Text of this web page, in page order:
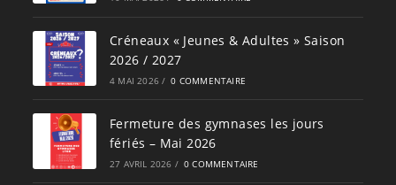
Créneaux « Jeunes & Adultes » Saison
2026 / 2027
4 MAI 2026 / 0 COMMENTAIRE
Fermeture des gymnases les jours
fériés – Mai 2026
27 AVRIL 2026 / 0 COMMENTAIRE